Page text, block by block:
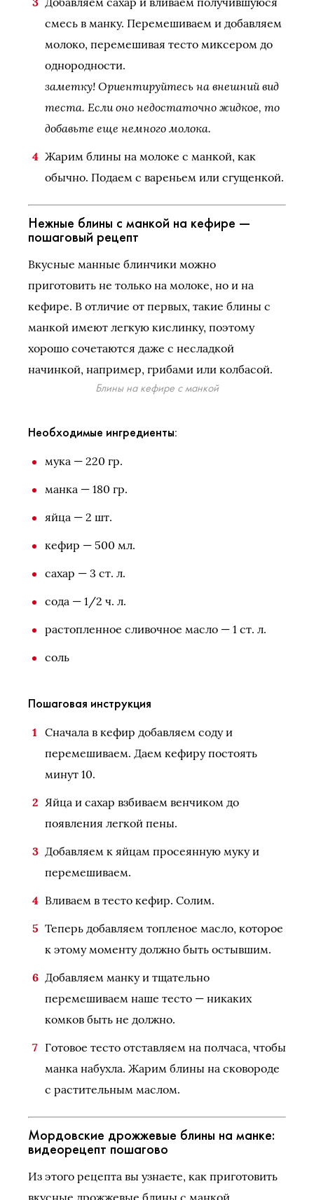
смесь в манку. Перемешиваем и добавляем
молоко, перемешивая тесто миксером до
однородности.
заметку! Ориентируйтесь на внешний вид
теста. Если оно недостаточно жидкое, то
добавьте еще немного молока.
Жарим блины на молоке с манкой, как
обычно. Подаем с вареньем или сгущенкой.
Нежные блины с манкой на кефире —
пошаговый рецепт
Вкусные манные блинчики можно
приготовить не только на молоке, но и на
кефире. В отличие от первых, такие блины с
манкой имеют легкую кислинку, поэтому
хорошо сочетаются даже с несладкой
начинкой, например, грибами или колбасой.
Блины на кефире с манкой
Необходимые ингредиенты:
мука — 220 гр.
манка — 180 гр.
яйца — 2 шт.
кефир — 500 мл.
сахар — 3 ст. л.
сода — 1/2 ч. л.
растопленное сливочное масло — 1 ст. л.
соль
Пошаговая инструкция
Сначала в кефир добавляем соду и
перемешиваем. Даем кефиру постоять
минут 10.
Яйца и сахар взбиваем венчиком до
появления легкой пены.
Добавляем к яйцам просеянную муку и
перемешиваем.
Вливаем в тесто кефир. Солим.
Теперь добавляем топленое масло, которое
к этому моменту должно быть остывшим.
Добавляем манку и тщательно
перемешиваем наше тесто — никаких
комков быть не должно.
Готовое тесто отставляем на полчаса, чтобы
манка набухла. Жарим блины на сковороде
с растительным маслом.
Мордовские дрожжевые блины на манке:
видеорецепт пошагово
Из этого рецепта вы узнаете, как приготовить
вкусные дрожжевые блины с манкой.